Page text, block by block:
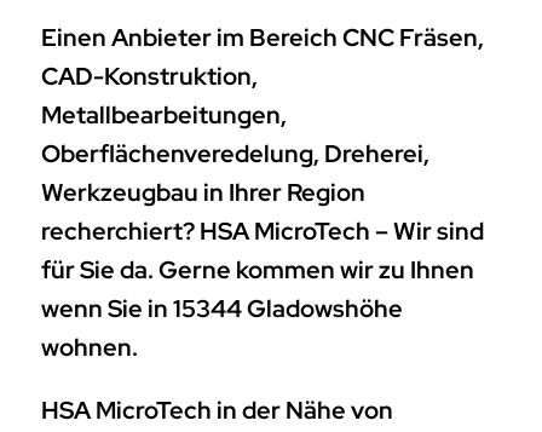
Einen Anbieter im Bereich CNC Fräsen,
CAD-Konstruktion,
Metallbearbeitungen,
Oberflächenveredelung, Dreherei,
Werkzeugbau in Ihrer Region
recherchiert? HSA MicroTech – Wir sind
für Sie da. Gerne kommen wir zu Ihnen
wenn Sie in 15344 Gladowshöhe
wohnen.
HSA MicroTech in der Nähe von